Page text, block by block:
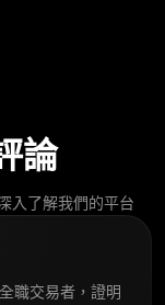
論
入了解我們的平台
職交易者，證明